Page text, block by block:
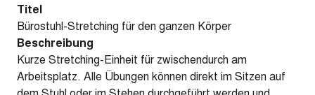
Titel
Bürostuhl-Stretching für den ganzen Körper
Beschreibung
Kurze Stretching-Einheit für zwischendurch am
Arbeitsplatz. Alle Übungen können direkt im Sitzen auf